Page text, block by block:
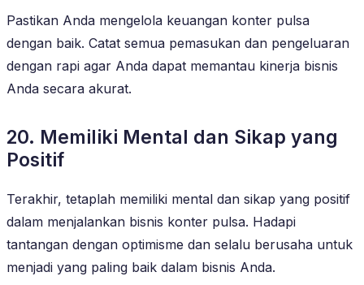
Pastikan Anda mengelola keuangan konter pulsa
dengan baik. Catat semua pemasukan dan pengeluaran
dengan rapi agar Anda dapat memantau kinerja bisnis
Anda secara akurat.
20. Memiliki Mental dan Sikap yang
Positif
Terakhir, tetaplah memiliki mental dan sikap yang positif
dalam menjalankan bisnis konter pulsa. Hadapi
tantangan dengan optimisme dan selalu berusaha untuk
menjadi yang paling baik dalam bisnis Anda.